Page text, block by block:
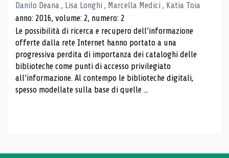
Danilo Deana , Lisa Longhi , Marcella Medici , Katia Toia
anno: 2016, volume: 2, numero: 2
Le possibilità di ricerca e recupero dell’informazione
offerte dalla rete Internet hanno portato a una
progressiva perdita di importanza dei cataloghi delle
biblioteche come punti di accesso privilegiato
all’informazione. Al contempo le biblioteche digitali,
spesso modellate sulla base di quelle ...